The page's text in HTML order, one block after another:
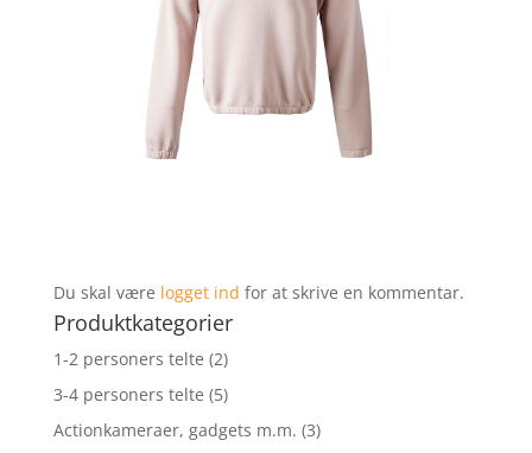
Du skal være logget ind for at skrive en kommentar.
Produktkategorier
1-2 personers telte (2)
3-4 personers telte (5)
Actionkameraer, gadgets m.m. (3)